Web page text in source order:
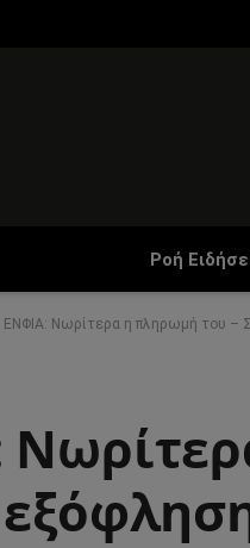
Ροή
ΕΝΦΙΑ: Νωρίτερα η πληρωμή του –